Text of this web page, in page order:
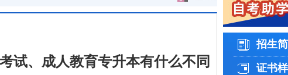
试、成人教育专升本有什么不同
招生
证书